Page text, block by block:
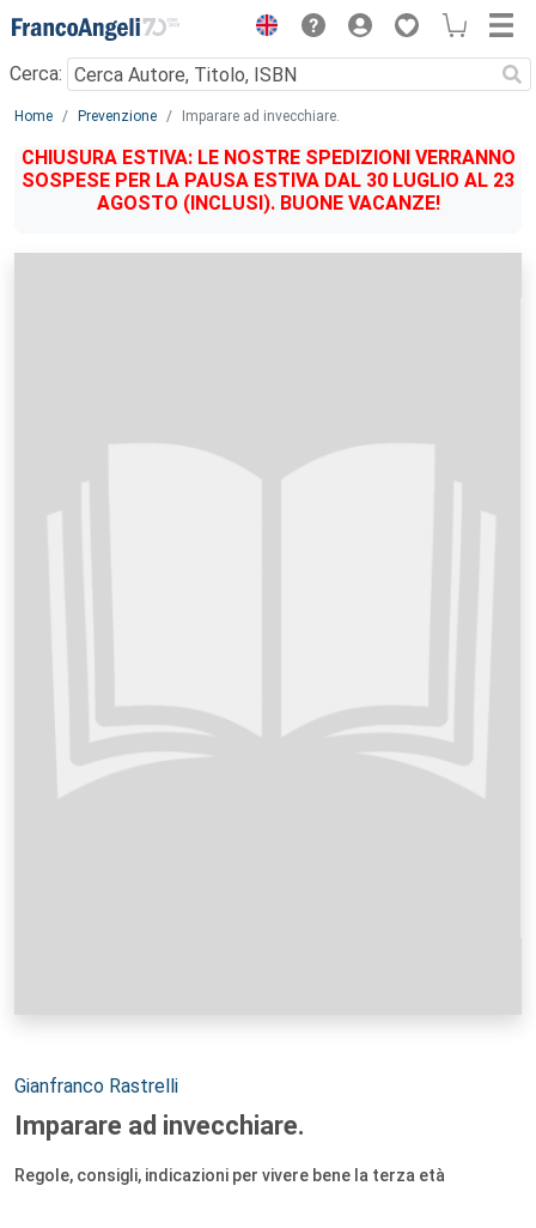
Menu
Cerca:
Main content
Home Prevenzione Imparare ad invecchiare.
CHIUSURA ESTIVA: LE NOSTRE SPEDIZIONI VERRANNO
SOSPESE PER LA PAUSA ESTIVA DAL 30 LUGLIO AL 23
AGOSTO (INCLUSI). BUONE VACANZE!
Autori:
Gianfranco Rastrelli
Imparare ad invecchiare.
Regole, consigli, indicazioni per vivere bene la terza età